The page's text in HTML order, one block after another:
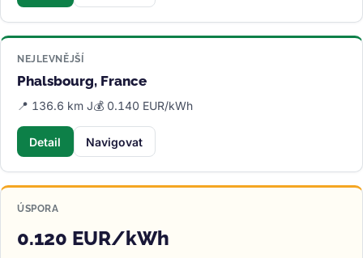
NEJLEVNĚJŠÍ
Phalsbourg, France
📍 136.6 km J💰 0.140 EUR/kWh
Detail Navigovat
ÚSPORA
0.120 EUR/kWh